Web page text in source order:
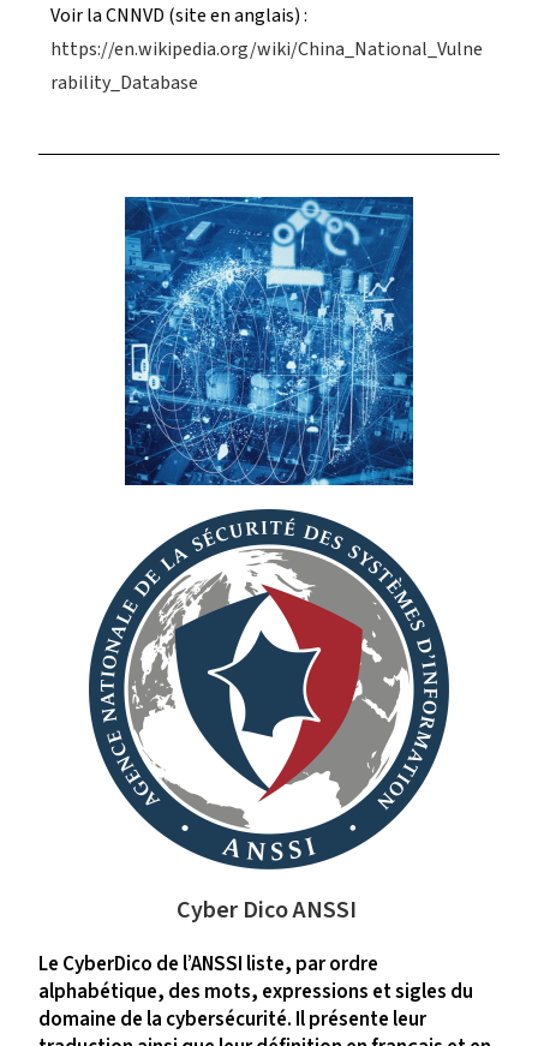
Voir la CNNVD (site en anglais) :
https://en.wikipedia.org/wiki/China_National_Vulne
rability_Database
Cyber Dico ANSSI
Le CyberDico de l’ANSSI liste, par ordre
alphabétique, des mots, expressions et sigles du
domaine de la cybersécurité. Il présente leur